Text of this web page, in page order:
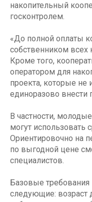
накопительный
госконтролем.
«До полной оплаты
собственником всех
Кроме того,
оператором для
проекта, которые
единоразово внести
В частности,
могут использовать
Ориентировочно на
по выгодной цене
специалистов.
Базовые требования
следующие: возраст